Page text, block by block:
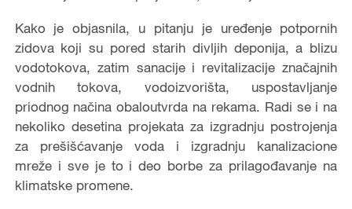
Kako je objasnila, u pitanju je uređenje potpornih
zidova koji su pored starih divljih deponija, a blizu
vodotokova, zatim sanacije i revitalizacije značajnih
vodnih tokova, vodoizvorišta, uspostavljanje
priodnog načina obaloutvrda na rekama. Radi se i na
nekoliko desetina projekata za izgradnju postrojenja
za prešišćavanje voda i izgradnju kanalizacione
mreže i sve je to i deo borbe za prilagođavanje na
klimatske promene.